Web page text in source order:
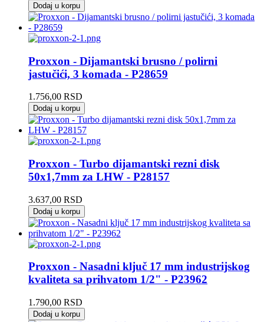
Dodaj u korpu
Proxxon - Dijamantski brusno / polirni
jastučići, 3 komada - P28659
1.756,00 RSD
Dodaj u korpu
Proxxon - Turbo dijamantski rezni disk
50x1,7mm za LHW - P28157
3.637,00 RSD
Dodaj u korpu
Proxxon - Nasadni ključ 17 mm industrijskog
kvaliteta sa prihvatom 1/2" - P23962
1.790,00 RSD
Dodaj u korpu